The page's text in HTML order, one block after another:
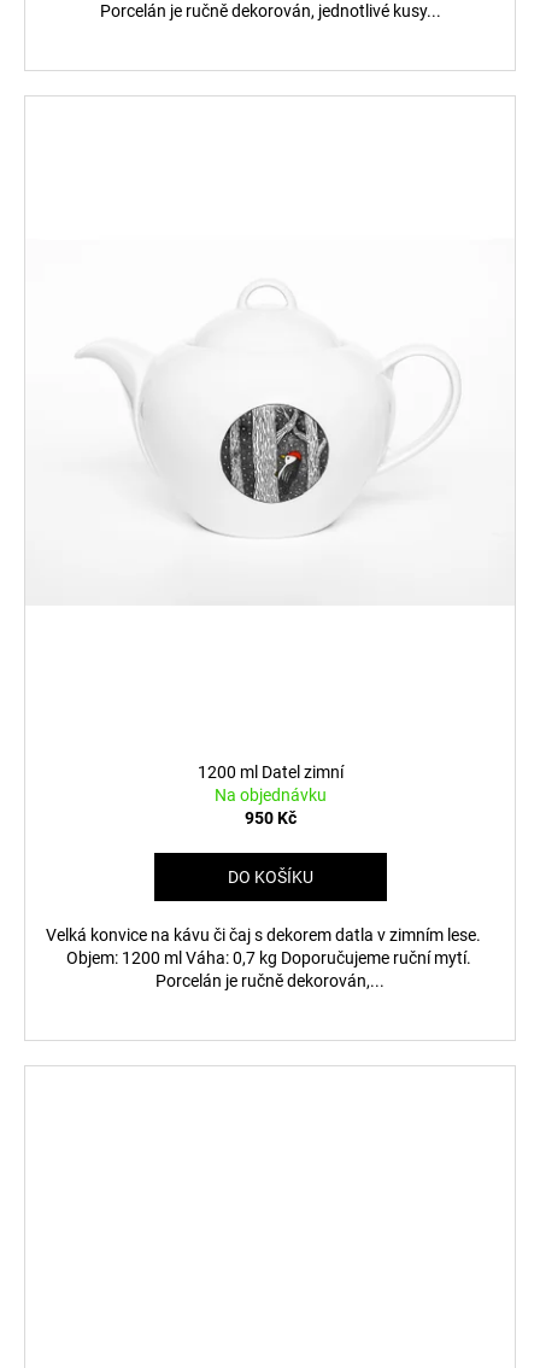
Porcelán je ručně dekorován, jednotlivé kusy...
1200 ml Datel zimní
Na objednávku
950 Kč
DO KOŠÍKU
Velká konvice na kávu či čaj s dekorem datla v zimním lese.
Objem: 1200 ml Váha: 0,7 kg Doporučujeme ruční mytí.
Porcelán je ručně dekorován,...